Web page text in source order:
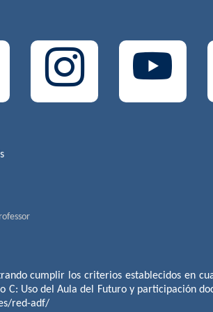
cumplir los criterios establecidos en
Uso del Aula del Futuro y participación
red-adf/